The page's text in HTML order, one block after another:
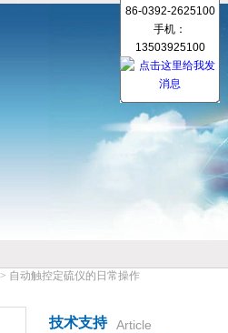
> 自动触控定硫仪的日常操作
技术支持 Article
86-0392-2625100
手机：
13503925100